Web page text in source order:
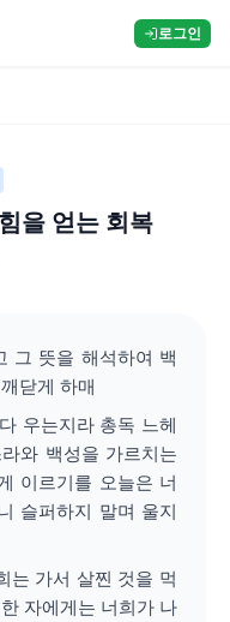
로그인
을 얻는 회복
그 뜻을 해석하여 백
닫게 하매
우는지라 총독 느헤
와 백성을 가르치는
이르기를 오늘은 너
슬퍼하지 말며 울지
는 가서 살찐 것을 먹
자에게는 너희가 나